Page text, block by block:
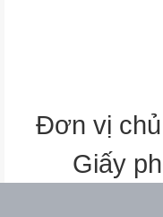
Đơn vị
Giấy